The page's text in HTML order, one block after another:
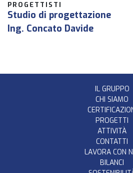
PROGETTISTI
Studio di progettazione
Ing. Concato Davide
IL GRUPPO
CHI SIAMO
PROGETTI
ATTIVITÀ
CONTATTI
LAVORA CON
BILANCI